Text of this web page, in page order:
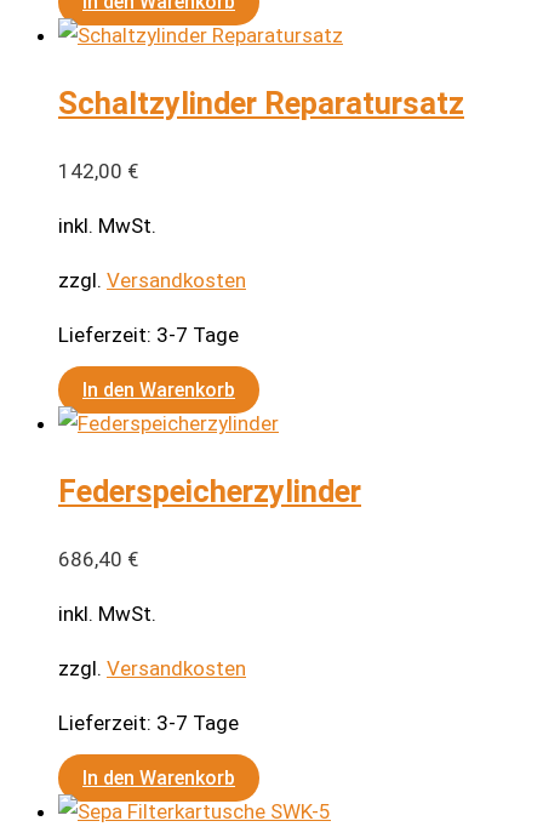
Schaltzylinder Reparatursatz
142,00 €
inkl. MwSt.
zzgl. Versandkosten
Lieferzeit: 3-7 Tage
In den Warenkorb
Federspeicherzylinder
686,40 €
inkl. MwSt.
zzgl. Versandkosten
Lieferzeit: 3-7 Tage
In den Warenkorb